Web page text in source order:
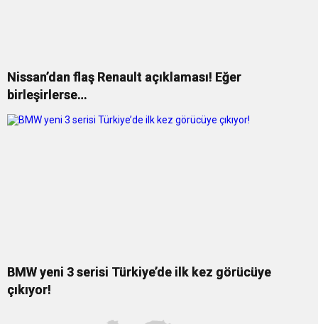
Nissan’dan flaş Renault açıklaması! Eğer
birleşirlerse…
BMW yeni 3 serisi Türkiye’de ilk kez görücüye
çıkıyor!